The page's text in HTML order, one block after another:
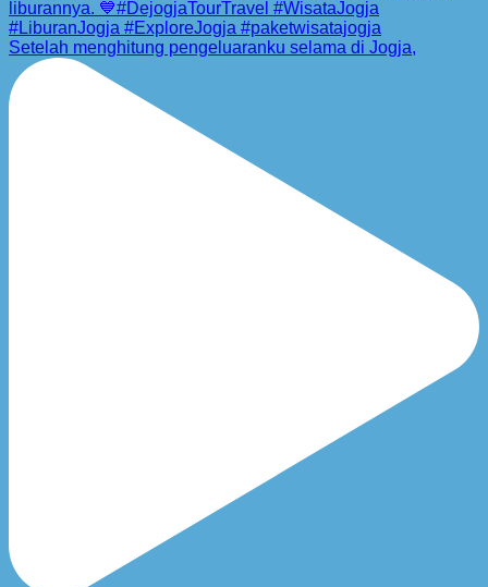
Setelah menghitung pengeluaranku selama di Jogja,